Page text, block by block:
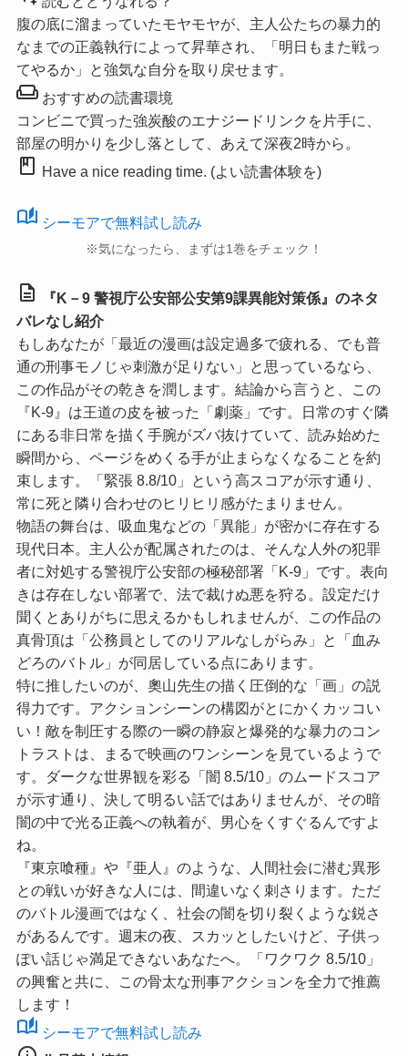
腹の底に溜まっていたモヤモヤが、主人公たちの暴力的
なまでの正義執行によって昇華され、「明日もまた戦っ
てやるか」と強気な自分を取り戻せます。
weekendおすすめの読書環境
コンビニで買った強炭酸のエナジードリンクを片手に、
部屋の明かりを少し落として、あえて深夜2時から。
book Have a nice reading time. (よい読書体験を)
auto_stories シーモアで無料試し読み
※気になったら、まずは1巻をチェック！
description
『K－9 警視庁公安部公安第9課異能対策係』のネタ
バレなし紹介
もしあなたが「最近の漫画は設定過多で疲れる、でも普
通の刑事モノじゃ刺激が足りない」と思っているなら、
この作品がその乾きを潤します。結論から言うと、この
『K-9』は王道の皮を被った「劇薬」です。日常のすぐ隣
にある非日常を描く手腕がズバ抜けていて、読み始めた
瞬間から、ページをめくる手が止まらなくなることを約
束します。
「緊張 8.8/10」
という高スコアが示す通り、
常に死と隣り合わせのヒリヒリ感がたまりません。
物語の舞台は、吸血鬼などの「異能」が密かに存在する
現代日本。主人公が配属されたのは、そんな人外の犯罪
者に対処する警視庁公安部の極秘部署「K-9」です。表向
きは存在しない部署で、法で裁けぬ悪を狩る。設定だけ
聞くとありがちに思えるかもしれませんが、この作品の
真骨頂は「公務員としてのリアルなしがらみ」と「血み
どろのバトル」が同居している点にあります。
特に推したいのが、奧山先生の描く圧倒的な「画」の説
得力です。アクションシーンの構図がとにかくカッコい
い！敵を制圧する際の一瞬の静寂と爆発的な暴力のコン
トラストは、まるで映画のワンシーンを見ているようで
す。ダークな世界観を彩る
「闇 8.5/10」 のムードスコア
が示す通り、決して明るい話ではありませんが、その暗
闇の中で光る正義への執着が、男心をくすぐるんですよ
ね。
『東京喰種』や『亜人』のような、人間社会に潜む異形
との戦いが好きな人には、間違いなく刺さります。ただ
のバトル漫画ではなく、社会の闇を切り裂くような鋭さ
があるんです。週末の夜、スカッとしたいけど、子供っ
ぽい話じゃ満足できないあなたへ。
「ワクワク 8.5/10」
の興奮と共に、この骨太な刑事アクションを全力で推薦
します！
auto_stories シーモアで無料試し読み